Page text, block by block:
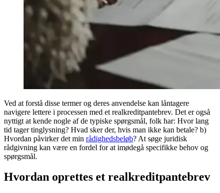
Ved at forstå disse termer og deres anvendelse kan låntagere
navigere lettere i processen med et realkreditpantebrev. Det er også
nyttigt at kende nogle af de typiske spørgsmål, folk har: Hvor lang
tid tager tinglysning? Hvad sker der, hvis man ikke kan betale? b)
Hvordan påvirker det min rådighedsbeløb? At søge juridisk
rådgivning kan være en fordel for at imødegå specifikke behov og
spørgsmål.
Hvordan oprettes et realkreditpantebrev